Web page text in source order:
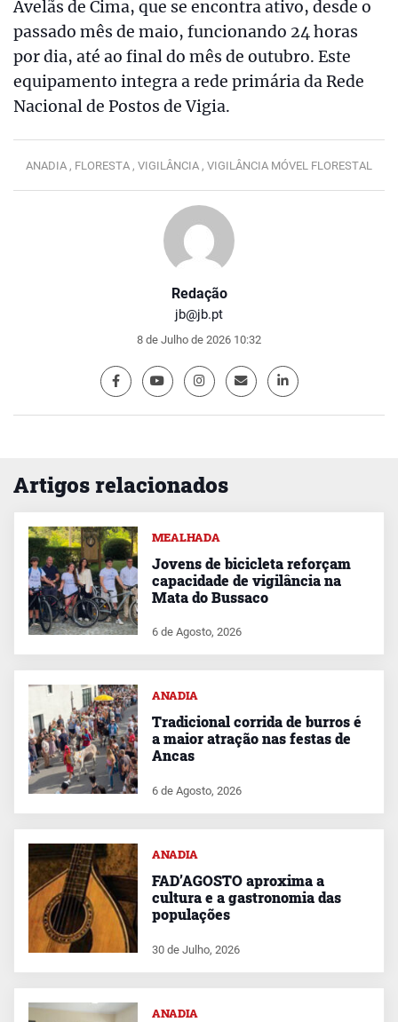
Redação
jb@jb.pt
8 de Julho de 2026 10:32
Avelãs de Cima, que se encontra ativo, desde o
passado mês de maio, funcionando 24 horas
por dia, até ao final do mês de outubro. Este
equipamento integra a rede primária da Rede
Nacional de Postos de Vigia.
ANADIA , FLORESTA , VIGILÂNCIA , VIGILÂNCIA MÓVEL FLORESTAL
Artigos relacionados
MEALHADA
Jovens de bicicleta reforçam
capacidade de vigilância na
Mata do Bussaco
6 de Agosto, 2026
ANADIA
Tradicional corrida de burros é
a maior atração nas festas de
Ancas
6 de Agosto, 2026
ANADIA
FAD’AGOSTO aproxima a
cultura e a gastronomia das
populações
30 de Julho, 2026
ANADIA